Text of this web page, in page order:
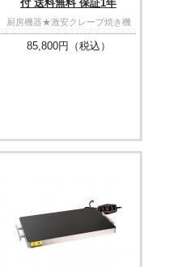
付 送料無料 保証1年
厨房機器★激安クレープ焼き機
85,800円（税込）